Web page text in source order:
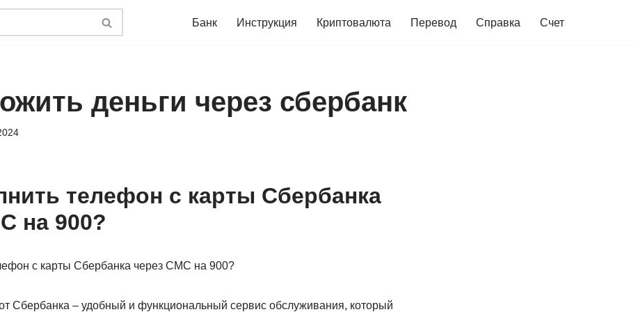
Банк Инструкция Криптовалюта Перевод Справка Счет
деньги через сбербанк
телефон с карты Сбербанка
на 900?
Сбербанка – удобный и функциональный сервис обслуживания, который